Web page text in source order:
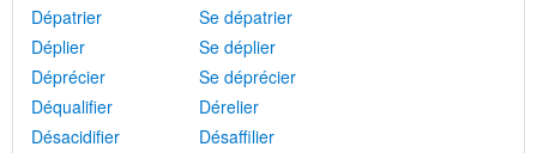
Dépatrier
Se dépatrier
Déplier
Se déplier
Déprécier
Se déprécier
Déqualifier
Dérelier
Désacidifier
Désaffilier